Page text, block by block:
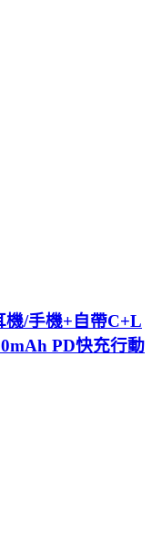
機/手機+自帶C+L
PD快充行動